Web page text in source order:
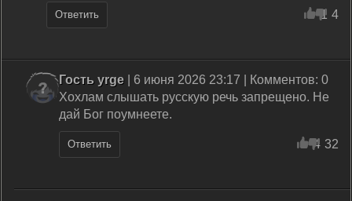
Ответить 1 4
Гость yrge | 6 июня 2026 23:17 | Комментов: 0
Хохлам слышать русскую речь запрещено. Не
дай Бог поумнеете.
Ответить 4 32